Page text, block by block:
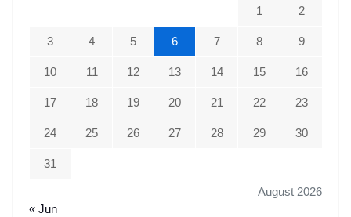
August 2026
1 2
3 4 5 6 7 8 9
10 11 12 13 14 15 16
17 18 19 20 21 22 23
24 25 26 27 28 29 30
31
« Jun